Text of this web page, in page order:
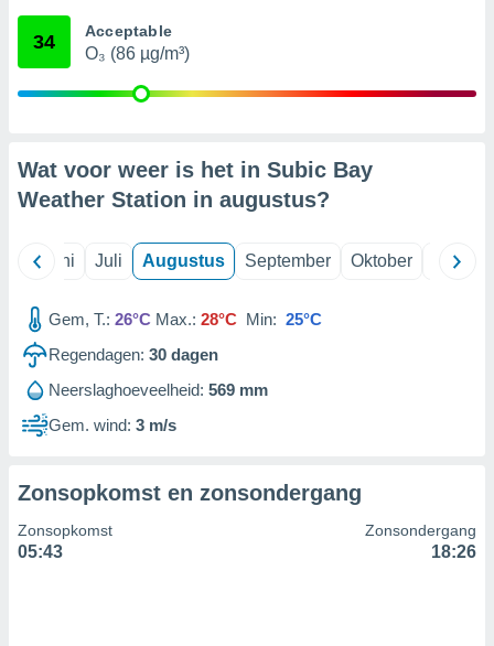
partners
34 Acceptable
O₃ (86 µg/m³)
Wat voor weer is het in Subic Bay
Weather Station in augustus?
Juni Juli Augustus September Oktober
Gem, T.: 26°C Max.: 28°C Min: 25°C
Regendagen: 30 dagen
Neerslaghoeveelheid: 569 mm
Gem. wind: 3 m/s
Zonsopkomst en zonsondergang
Zonsopkomst
05:43
Zonsondergang
18:26